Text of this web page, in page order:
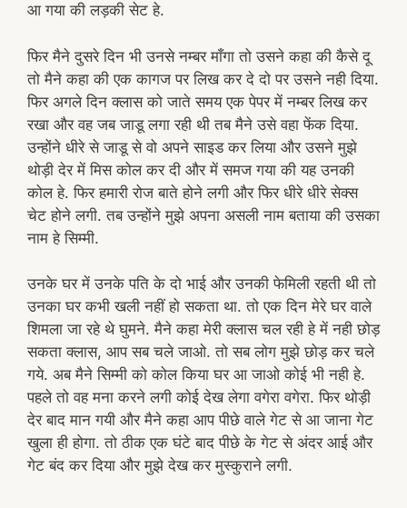
आ गया की लड़की सेट हे.
फिर मैने दुसरे दिन भी उनसे नम्बर माँगा तो उसने कहा की कैसे दू
तो मैने कहा की एक कागज पर लिख कर दे दो पर उसने नही दिया.
फिर अगले दिन क्लास को जाते समय एक पेपर में नम्बर लिख कर
रखा और वह जब जाडू लगा रही थी तब मैने उसे वहा फेंक दिया.
उन्होंने धीरे से जाडू से वो अपने साइड कर लिया और उसने मुझे
थोड़ी देर में मिस कोल कर दी और में समज गया की यह उनकी
कोल हे. फिर हमारी रोज बाते होने लगी और फिर धीरे धीरे सेक्स
चेट होने लगी. तब उन्होंने मुझे अपना असली नाम बताया की उसका
नाम हे सिम्मी.
उनके घर में उनके पति के दो भाई और उनकी फेमिली रहती थी तो
उनका घर कभी खली नहीं हो सकता था. तो एक दिन मेरे घर वाले
शिमला जा रहे थे घुमने. मैने कहा मेरी क्लास चल रही हे में नही छोड़
सकता क्लास, आप सब चले जाओ. तो सब लोग मुझे छोड़ कर चले
गये. अब मैने सिम्मी को कोल किया घर आ जाओ कोई भी नही हे.
पहले तो वह मना करने लगी कोई देख लेगा वगेरा वगेरा. फिर थोड़ी
देर बाद मान गयी और मैने कहा आप पीछे वाले गेट से आ जाना गेट
खुला ही होगा. तो ठीक एक घंटे बाद पीछे के गेट से अंदर आई और
गेट बंद कर दिया और मुझे देख कर मुस्कुराने लगी.